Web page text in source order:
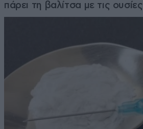
πάρει τη βαλίτσα με τις ουσίες